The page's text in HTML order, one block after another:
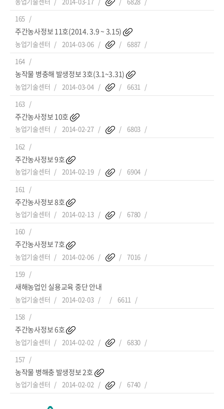
165
주간농사정보 11호(2014. 3.9 ~ 3.15)
농업기술센터 2014-03-06
6887
164
농작물 병충해 발생정보 3호(3.1~3.31)
농업기술센터 2014-03-04
6631
163
주간농사정보 10호
농업기술센터 2014-02-27
6803
162
주간농사정보 9호
농업기술센터 2014-02-19
6904
161
주간농사정보 8호
농업기술센터 2014-02-13
6780
160
주간농사정보 7호
농업기술센터 2014-02-06
7016
159
새해농업인 실용교육 중단 안내
농업기술센터 2014-02-03
6611
158
주간농사정보 6호
농업기술센터 2014-02-02
6830
157
농작물 병해충 발생정보 2호
농업기술센터 2014-02-02 6740